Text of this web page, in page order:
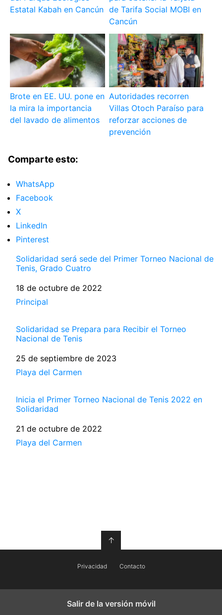
Estatal Kabah en Cancún de Tarifa Social MOBI en
Cancún
Brote en EE. UU. pone en
la mira la importancia
del lavado de alimentos
Autoridades recorren
Villas Otoch Paraíso para
reforzar acciones de
prevención
Comparte esto:
WhatsApp
Facebook
X
LinkedIn
Pinterest
Solidaridad será sede del Primer Torneo Nacional de
Tenis, Grado Cuatro
Fecha
18 de octubre de 2022
Respecto a
Principal
Solidaridad se Prepara para Recibir el Torneo
Nacional de Tenis
Fecha
25 de septiembre de 2023
Respecto a
Playa del Carmen
Inicia el Primer Torneo Nacional de Tenis 2022 en
Solidaridad
Fecha
21 de octubre de 2022
Respecto a
Playa del Carmen
↑
Privacidad Contacto
Salir de la versión móvil